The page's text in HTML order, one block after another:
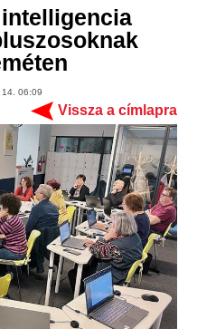
06:09
Vissza a címlapra